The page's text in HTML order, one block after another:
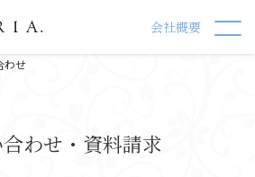
会社概要
わせ
わせ・資料請求